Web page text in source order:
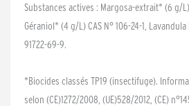
Substances actives : Margosa-extrait* (6 g/
Géraniol* (4 g/L) CAS N° 106-24-1,
91722-69-9.
*Biocides classés TP19 (insectifuge).
selon (CE)1272/2008, (UE)528/2012, (CE)